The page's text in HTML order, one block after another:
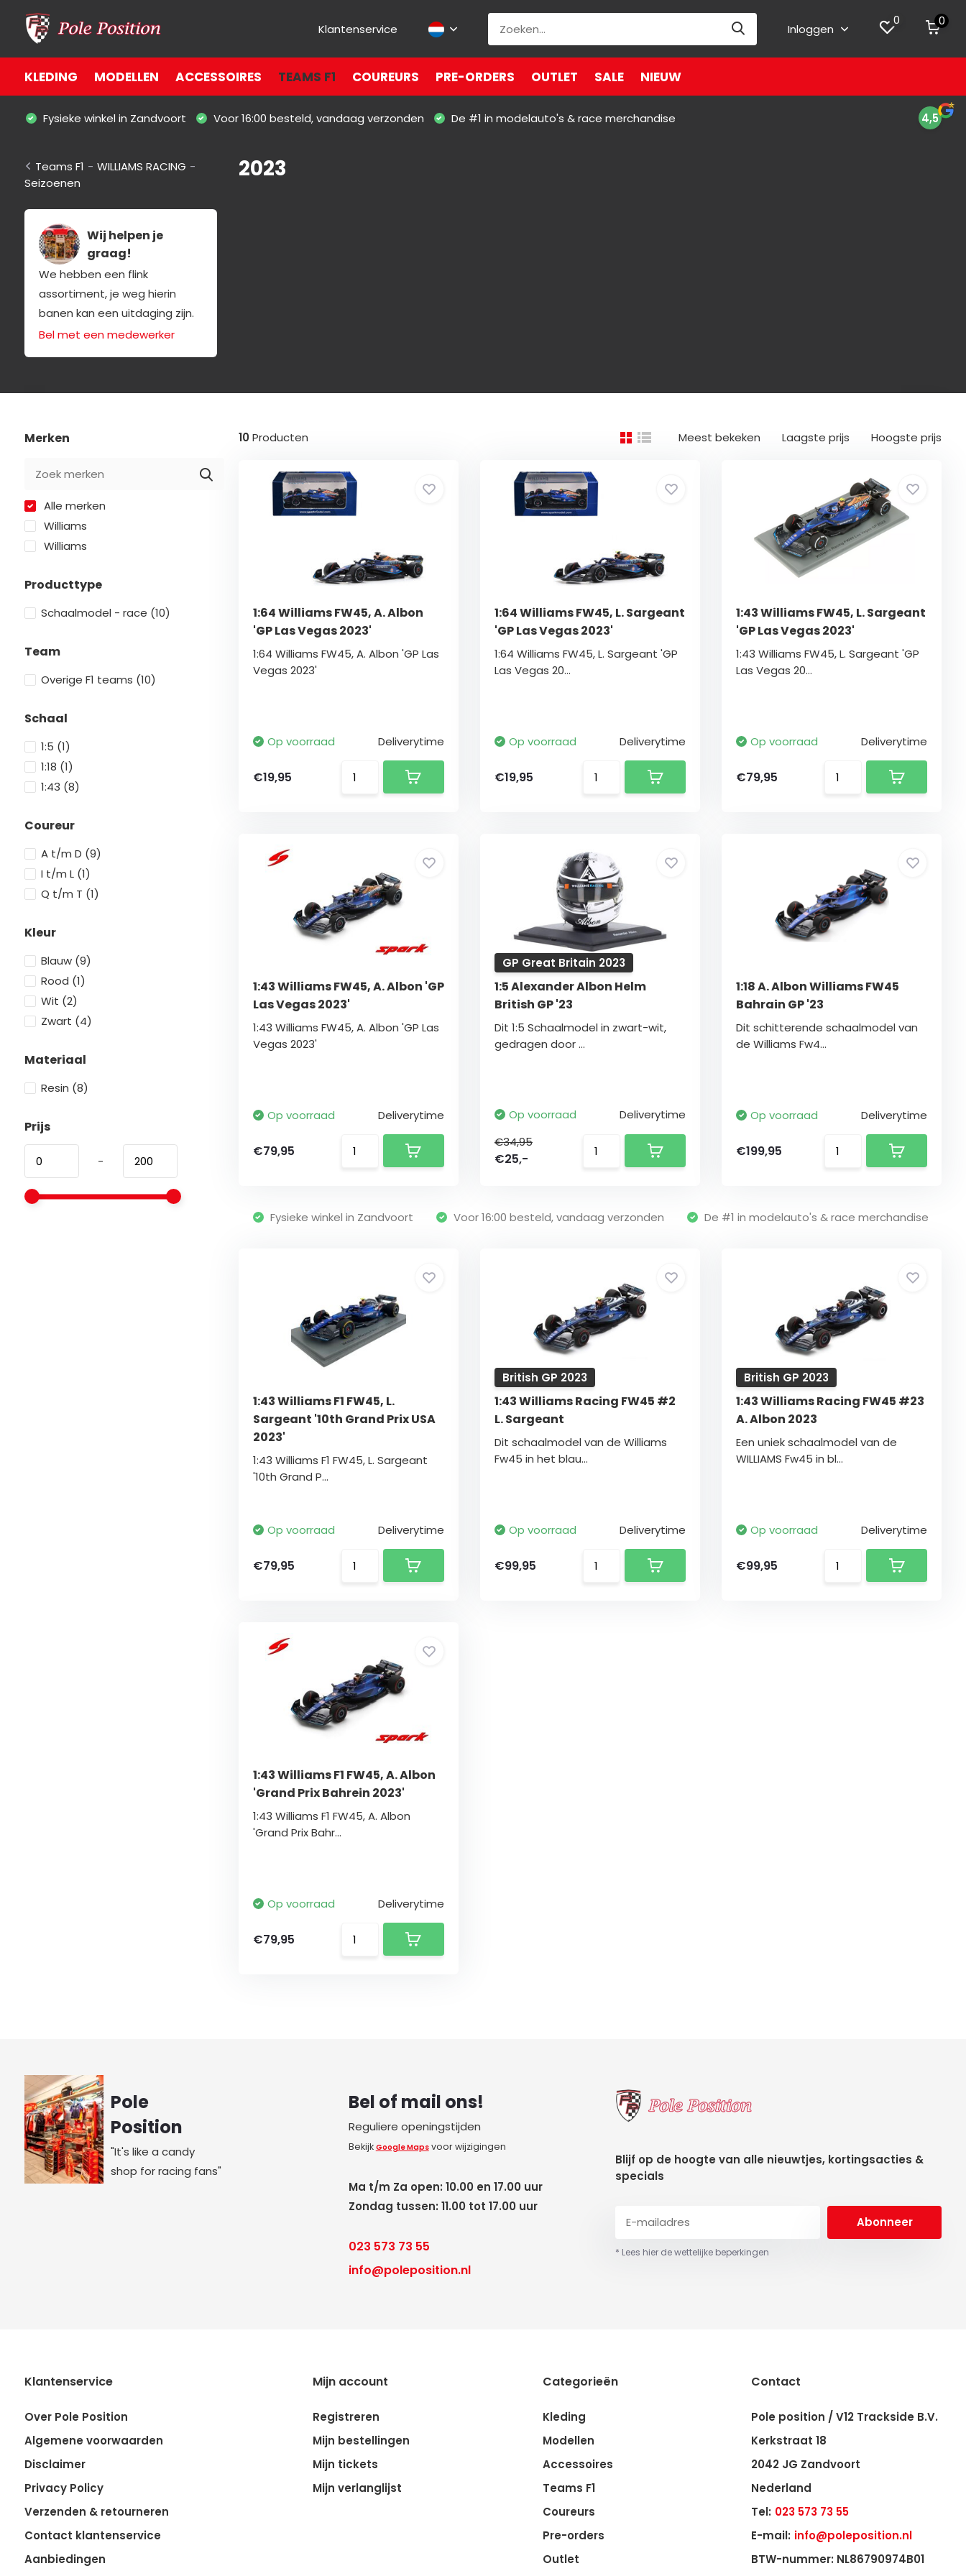
Klantenservice Inloggen
0 0
KLEDING MODELLEN ACCESSOIRES TEAMS F1 COUREURS PRE-ORDERS OUTLET SALE NIEUW
Fysieke winkel in Zandvoort Voor 16:00 besteld, vandaag verzonden De #1 in modelauto's & race merchandise 4,5
Teams F1 - WILLIAMS RACING -
Seizoenen
Wij helpen je
graag!
We hebben een flink
assortiment, je weg hierin
banen kan een uitdaging zijn.
Bel met een medewerker
2023
Merken
Alle merken
Williams
Williams
Producttype
Schaalmodel - race (10)
Team
Overige F1 teams (10)
Schaal
1:5 (1)
1:18 (1)
1:43 (8)
Coureur
A t/m D (9)
I t/m L (1)
Q t/m T (1)
Kleur
Blauw (9)
Rood (1)
Wit (2)
Zwart (4)
Materiaal
Resin (8)
Prijs
-
10Producten Meest bekeken Laagste prijs Hoogste prijs
1:64 Williams FW45, A. Albon
'GP Las Vegas 2023'
1:64 Williams FW45, A. Albon 'GP Las
Vegas 2023'
Op voorraad Deliverytime
€19,95
1:64 Williams FW45, L. Sargeant
'GP Las Vegas 2023'
1:64 Williams FW45, L. Sargeant 'GP
Las Vegas 20...
Op voorraad Deliverytime
€19,95
1:43 Williams FW45, L. Sargeant
'GP Las Vegas 2023'
1:43 Williams FW45, L. Sargeant 'GP
Las Vegas 20...
Op voorraad Deliverytime
€79,95
1:43 Williams FW45, A. Albon 'GP
Las Vegas 2023'
1:43 Williams FW45, A. Albon 'GP Las
Vegas 2023'
Op voorraad Deliverytime
€79,95
GP Great Britain 2023
1:5 Alexander Albon Helm
British GP '23
Dit 1:5 Schaalmodel in zwart-wit,
gedragen door ...
Op voorraad
Deliverytime
€34,95
€25,-
1:18 A. Albon Williams FW45
Bahrain GP '23
Dit schitterende schaalmodel van
de Williams Fw4...
Op voorraad Deliverytime
€199,95
Fysieke winkel in Zandvoort Voor 16:00 besteld, vandaag verzonden De #1 in modelauto's & race merchandise
1:43 Williams F1 FW45, L.
Sargeant '10th Grand Prix USA
2023'
1:43 Williams F1 FW45, L. Sargeant
'10th Grand P...
Op voorraad Deliverytime
€79,95
British GP 2023
1:43 Williams Racing FW45 #2
L. Sargeant
Dit schaalmodel van de Williams
Fw45 in het blau...
Op voorraad Deliverytime
€99,95
British GP 2023
1:43 Williams Racing FW45 #23
A. Albon 2023
Een uniek schaalmodel van de
WILLIAMS Fw45 in bl...
Op voorraad Deliverytime
€99,95
1:43 Williams F1 FW45, A. Albon
'Grand Prix Bahrein 2023'
1:43 Williams F1 FW45, A. Albon
'Grand Prix Bahr...
Op voorraad Deliverytime
€79,95
Pole
Position
"It's like a candy
shop for racing fans"
Bel of mail ons!
Reguliere openingstijden
Bekijk Google Mapsvoor wijzigingen
Ma t/m Za open: 10.00 en 17.00 uur
Zondag tussen: 11.00 tot 17.00 uur
023 573 73 55
info@poleposition.nl
Blijf op de hoogte van alle nieuwtjes, kortingsacties &
specials
Abonneer
* Lees hier de wettelijke beperkingen
Klantenservice
Over Pole Position
Algemene voorwaarden
Disclaimer
Privacy Policy
Verzenden & retourneren
Contact klantenservice
Aanbiedingen
Mijn account
Registreren
Mijn bestellingen
Mijn tickets
Mijn verlanglijst
Categorieën
Kleding
Modellen
Accessoires
Teams F1
Coureurs
Pre-orders
Outlet
Contact
Pole position / V12 Trackside B.V.
Kerkstraat 18
2042 JG Zandvoort
Nederland
Tel: 023 573 73 55
E-mail: info@poleposition.nl
BTW-nummer: NL86790974B01